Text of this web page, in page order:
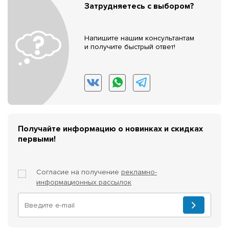
Затрудняетесь с выбором?
Напишите нашим консультантам
и получите быстрый ответ!
Получайте информацию о новинках и скидках
первыми!
Согласие на получение рекламно-
информационных рассылок